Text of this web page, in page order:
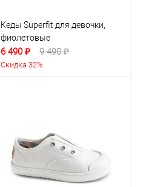
Кеды Superfit для девочки,
фиолетовые
6 490 ₽ 9 490 ₽
Скидка 32%